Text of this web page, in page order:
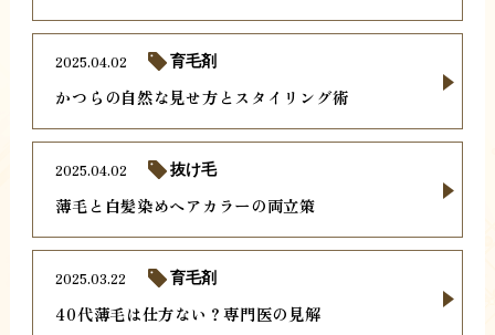
かつらの自然な見せ方とスタイリング術
2025.04.02 育毛剤
薄毛と白髪染めヘアカラーの両立策
2025.04.02 抜け毛
40代薄毛は仕方ない？専門医の見解
2025.03.22 育毛剤